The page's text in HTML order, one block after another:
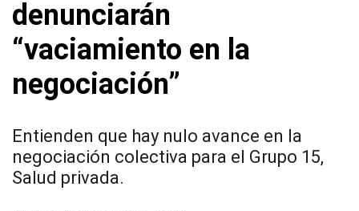
denunciarán
“vaciamiento en la
negociación”
Entienden que hay nulo avance en la
negociación colectiva para el Grupo 15,
Salud privada.